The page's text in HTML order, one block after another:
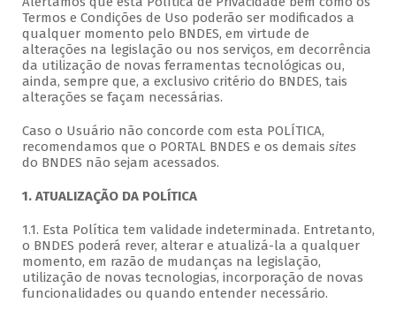
Termos e Condições de Uso poderão ser modificados a
qualquer momento pelo BNDES, em virtude de
alterações na legislação ou nos serviços, em decorrência
da utilização de novas ferramentas tecnológicas ou,
ainda, sempre que, a exclusivo critério do BNDES, tais
alterações se façam necessárias.
Caso o Usuário não concorde com esta POLÍTICA,
recomendamos que o PORTAL BNDES e os demais sites
do BNDES não sejam acessados.
1. ATUALIZAÇÃO DA POLÍTICA
1.1. Esta Política tem validade indeterminada. Entretanto,
o BNDES poderá rever, alterar e atualizá-la a qualquer
momento, em razão de mudanças na legislação,
utilização de novas tecnologias, incorporação de novas
funcionalidades ou quando entender necessário.